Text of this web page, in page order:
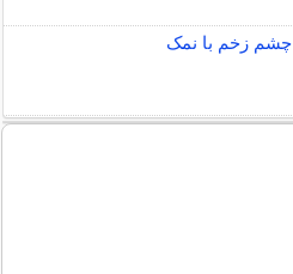
زخم با نمک